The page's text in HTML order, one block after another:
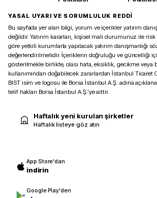
YASAL UYARI VE SORUMLULUK REDDİ
Bu sayfada yer alan bilgi, yorum ve içerikler yatırım
değildir. Yatırım kararları, kişisel mali durumunuz ile
göre yetkili kurumlarla yapılacak yatırım danışmanlığı
değerlendirilmelidir. İçeriklerin doğruluğu ve güncelliği
gösterilmekle birlikte, olası hata, eksiklik, gecikme veya
kullanımından doğabilecek zararlardan İstanbul Ticaret
BIST isim ve logosu ile Borsa İstanbul A.Ş. adına
telif hakları Borsa İstanbul A.Ş.’ye aittir.
Haftalık yeni kurulan şirketler
Haftalık listeye göz atın
App Store'dan
indirin
Google Play'den